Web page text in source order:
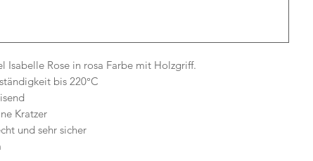
Isabelle Rose in rosa Farbe mit Holzgriff.
bis 220°C
Kratzer
und sehr sicher